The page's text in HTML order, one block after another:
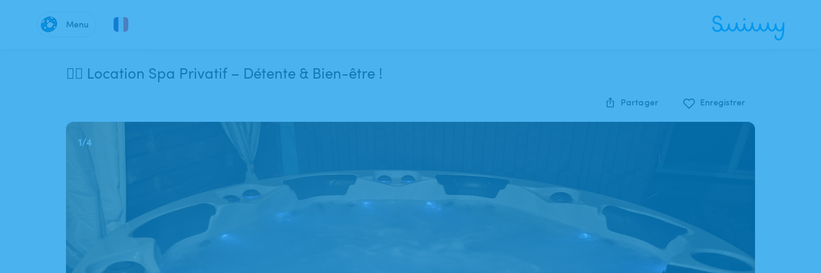
Menu
🧖‍♀️ Location Spa Privatif – Détente & Bien-être !
Partager Enregistrer
1/4